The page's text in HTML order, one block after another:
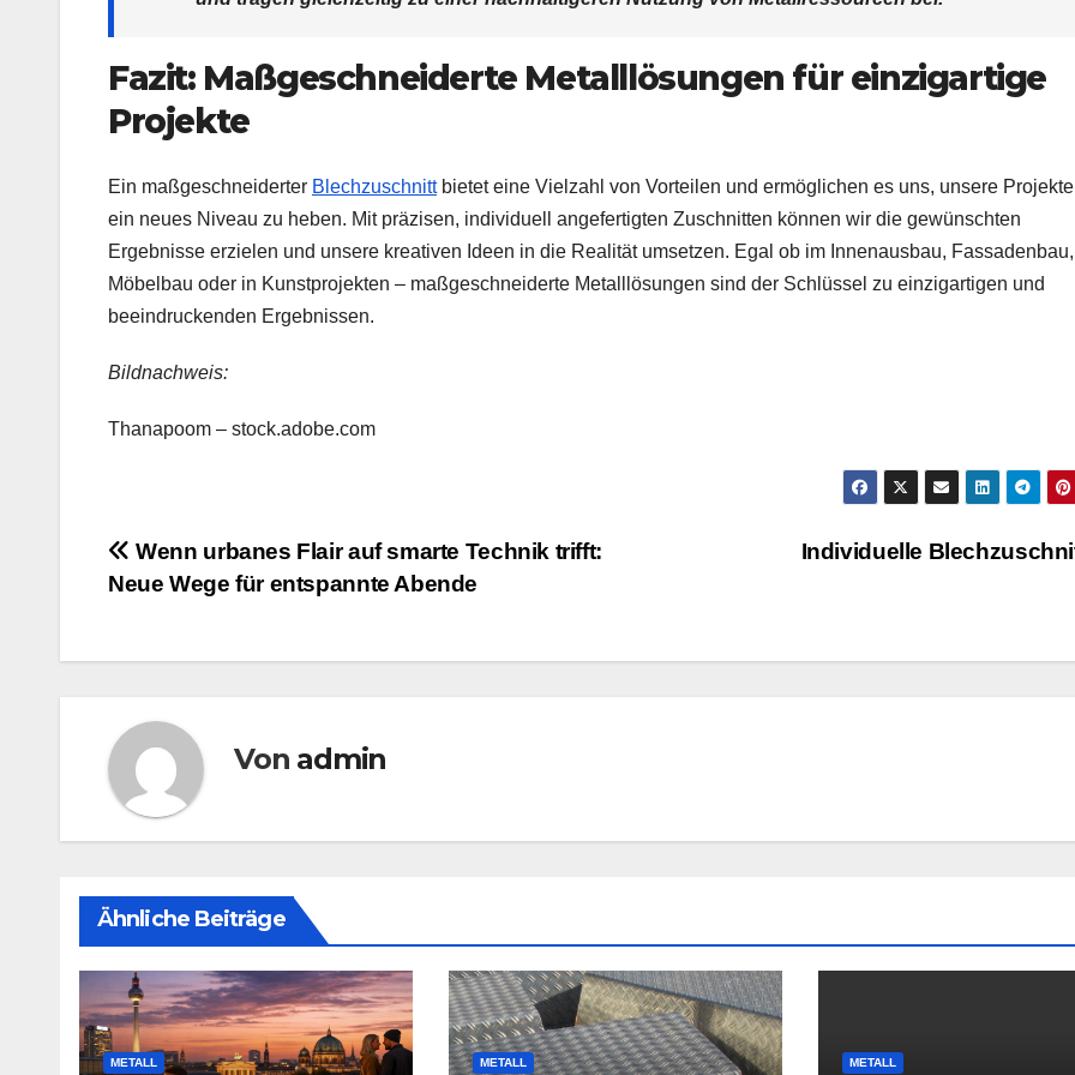
Fazit: Maßgeschneiderte Metalllösungen für einzigartige
Projekte
Ein maßgeschneiderter Blechzuschnittbietet eine Vielzahl von Vorteilen und ermöglichen es uns, unsere
ein neues Niveau zu heben. Mit präzisen, individuell angefertigten Zuschnitten können wir die gewünschten
Ergebnisse erzielen und unsere kreativen Ideen in die Realität umsetzen. Egal ob im Innenausbau, Fassadenbau,
Möbelbau oder in Kunstprojekten – maßgeschneiderte Metalllösungen sind der Schlüssel zu einzigartigen und
beeindruckenden Ergebnissen.
Bildnachweis:
Thanapoom – stock.adobe.com
Beitragsnavigation Individuelle
Wenn urbanes Flair auf smarte Technik trifft:
Neue Wege für entspannte Abende
Von admin
Ähnliche Beiträge
METALL METALL METALL